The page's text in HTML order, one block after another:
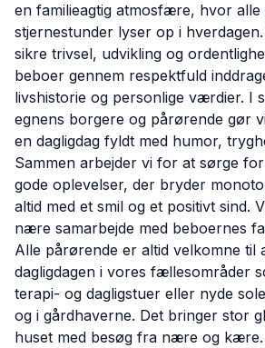
en familieagtig atmosfære, hvor
stjernestunder lyser op i
sikre trivsel, udvikling og
beboer gennem respektfuld
livshistorie og personlige værdier. I
egnens borgere og pårørende gør
en dagligdag fyldt med humor,
Sammen arbejder vi for at sørge
gode oplevelser, der bryder
altid med et smil og et positivt sind.
nære samarbejde med beboernes
Alle pårørende er altid velkomne til
dagligdagen i vores fællesområder
terapi- og dagligstuer eller nyde
og i gårdhaverne. Det bringer stor
huset med besøg fra nære og kære.